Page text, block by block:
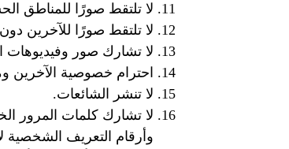
لا تلتقط صورًا للمناطق
لا تلتقط صورًا للآخرين
لا تشارك صور وفيديوهات
احترام خصوصية الآخرين
لا تنشر الشائعات.